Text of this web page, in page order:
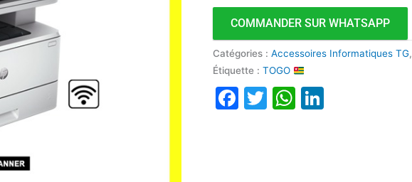
ppm
COMMANDER SUR WHATSAPP
Catégories :Accessoires Informatiques TG,
Étiquette :TOGO
Facebook
TwitterWhatsApp